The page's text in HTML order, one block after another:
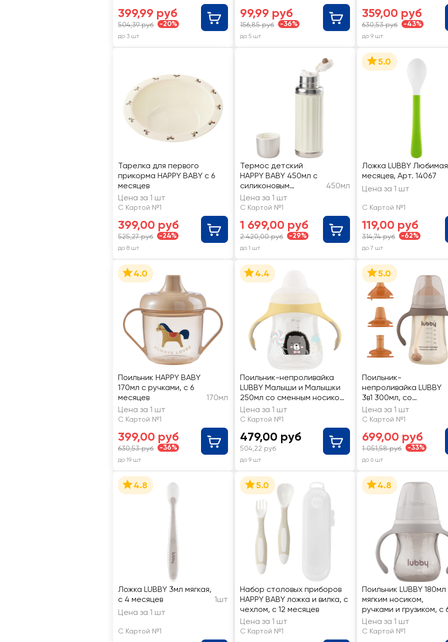
399,99 руб
504,39 руб -20%
до 3 шт
99,99 руб
156,85 руб -36%
до 5 шт
359,00 руб
630,53 руб -43%
до 9 шт
Тарелка для первого
прикорма HAPPY BABY с 6
месяцев
Цена за 1 шт
С Картой №1
399,00 руб
525,27 руб -24%
до 8 шт
Термос детский
HAPPY BABY 450мл с
силиконовым
клапаном,
нержавеющая сталь
450мл
Цена за 1 шт
С Картой №1
1 699,00 руб
2 420,00 руб -29%
до 1 шт
5.0
Ложка LUBBY
месяцев, Арт. 14067
Цена за 1 шт
С Картой №1
119,00 руб
314,74 руб -62%
до 7 шт
4.0
Поильник HAPPY BABY
170мл с ручками, с 6
месяцев
170мл
Цена за 1 шт
С Картой №1
399,00 руб
630,53 руб -36%
до 19 шт
4.4
Поильник-непроливайка
LUBBY Малыши и Малышки
250мл со сменным носиком,
с 6 месяцев, Арт. 20670
Цена за 1 шт
С Картой №1
479,00 руб
504,22 руб
до 9 шт
5.0
Поильник-
непроливайка LUBBY
3в1 300мл, со
сменным носиком,
трубочкой и
ершиком, с 0
месяцев, Арт. 35253
Цена за 1 шт
С Картой №1
699,00 руб
1 051,58 руб -33%
до 6 шт
4.8
Ложка LUBBY 3мл мягкая,
с 4 месяцев
1шт
Цена за 1 шт
С Картой №1
5.0
Набор столовых приборов
HAPPY BABY ложка и вилка, с
чехлом, с 12 месяцев
Цена за 1 шт
С Картой №1
4.8
Поильник LUBBY 180мл
мягким носиком,
ручками и грузиком, с
месяцев, Арт. 30991
Цена за 1 шт
С Картой №1